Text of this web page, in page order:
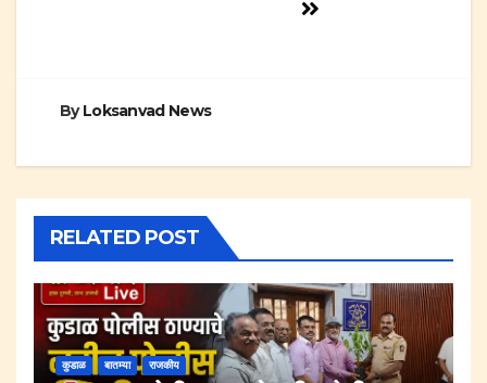
ByLoksanvad News
RELATED POST
कुडाळ बातम्या राजकीय